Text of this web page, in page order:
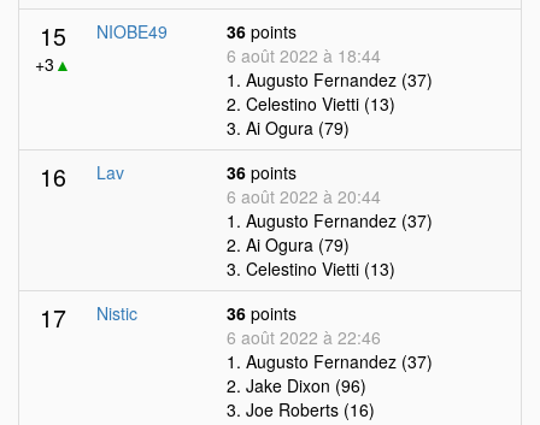
15
+3 ▲
NIOBE49 36 points
6 août 2022 à 18:44
1. Augusto Fernandez (37)
2. Celestino Vietti (13)
3. Ai Ogura (79)
16 Lav 36 points
6 août 2022 à 20:44
1. Augusto Fernandez (37)
2. Ai Ogura (79)
3. Celestino Vietti (13)
17 Nistic 36 points
6 août 2022 à 22:46
1. Augusto Fernandez (37)
2. Jake Dixon (96)
3. Joe Roberts (16)